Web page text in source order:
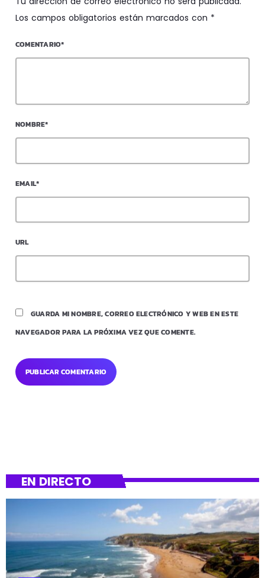
Los campos obligatorios están marcados con *
COMENTARIO*
NOMBRE*
EMAIL*
URL
GUARDA MI NOMBRE, CORREO ELECTRÓNICO Y WEB EN ESTE
NAVEGADOR PARA LA PRÓXIMA VEZ QUE COMENTE.
EN DIRECTO